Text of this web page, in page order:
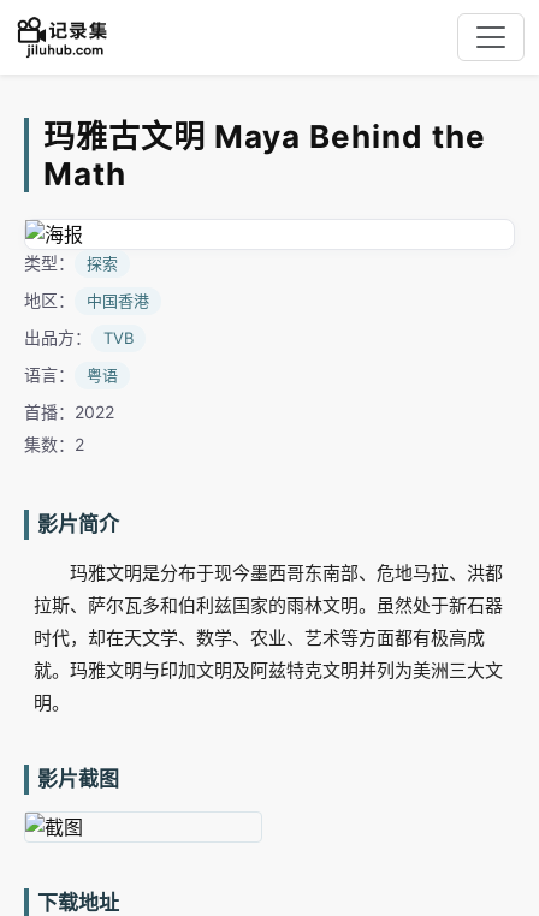
玛雅古文明 Maya Behind the
Math
类型： 探索
地区： 中国香港
出品方： TVB
语言： 粤语
首播：2022
集数：2
影片简介
玛雅文明是分布于现今墨西哥东南部、危地马拉、洪都
拉斯、萨尔瓦多和伯利兹国家的雨林文明。虽然处于新石器
时代，却在天文学、数学、农业、艺术等方面都有极高成
就。玛雅文明与印加文明及阿兹特克文明并列为美洲三大文
明。
影片截图
下载地址